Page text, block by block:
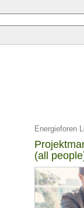
Energieforen
(all